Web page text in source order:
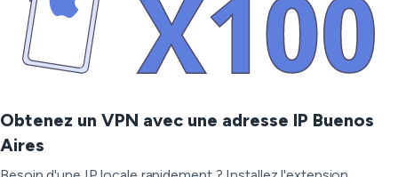
Obtenez un VPN avec une adresse IP Buenos
Aires